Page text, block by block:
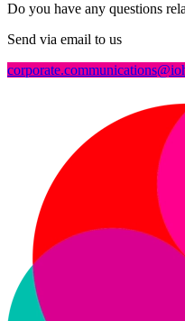
Do you have any questions
Send via email to us